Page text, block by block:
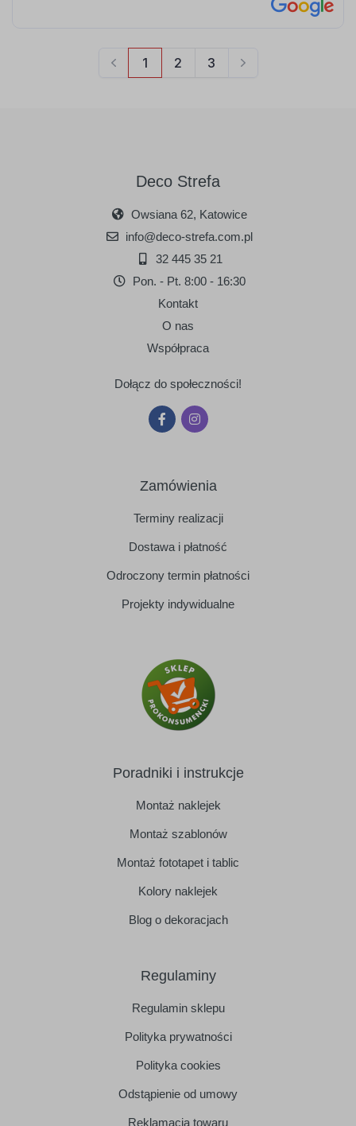
Deco Strefa
Owsiana 62, Katowice
info@deco-strefa.com.pl
32 445 35 21
Pon. - Pt. 8:00 - 16:30
Kontakt
O nas
Współpraca
Dołącz do społeczności!
Zamówienia
Terminy realizacji
Dostawa i płatność
Odroczony termin płatności
Projekty indywidualne
Poradniki i instrukcje
Montaż naklejek
Montaż szablonów
Montaż fototapet i tablic
Kolory naklejek
Blog o dekoracjach
Regulaminy
Regulamin sklepu
Polityka prywatności
Polityka cookies
Odstąpienie od umowy
Reklamacja towaru